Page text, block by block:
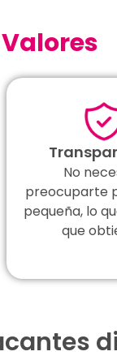
Valores
No
preocuparte
pequeña, lo
que